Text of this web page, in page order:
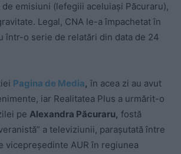
emisiuni (lefegiii aceluiași Păcuraru),
Legal, CNA le-a împachetat în
într-o serie de relatări din data de 24
Pagina de Media, în acea zi au avut
iar Realitatea Plus a urmărit-o
pe Alexandra Păcuraru, fostă
a televiziunii, parașutată între
vicepreşedinte AUR în regiunea